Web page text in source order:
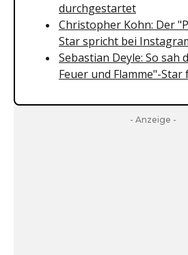
durchgestartet
Christopher Kohn: Der
Star spricht bei
Sebastian Deyle: So sah
Feuer und Flamme"-
- Anzeige -